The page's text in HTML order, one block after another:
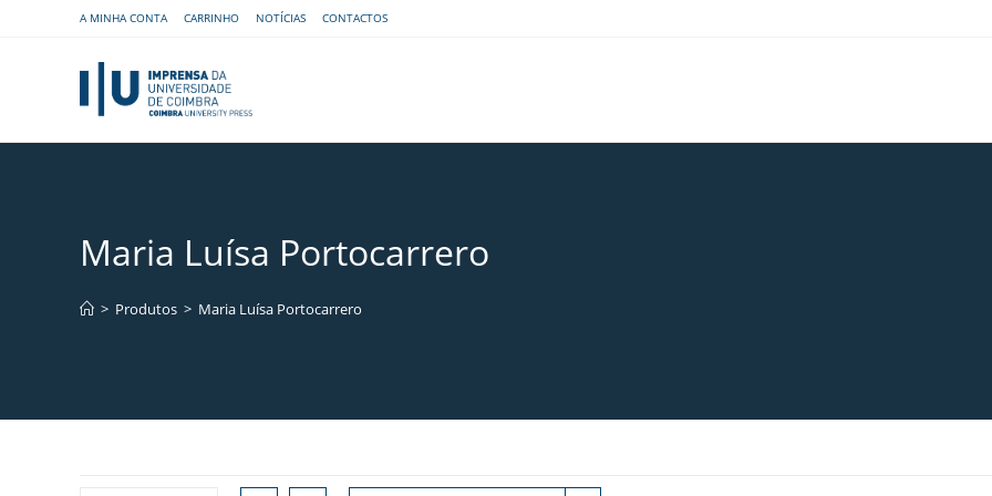
A MINHA CONTA CARRINHO NOTÍCIAS CONTACTOS
Maria Luísa Portocarrero
> Produtos > Maria Luísa Portocarrero